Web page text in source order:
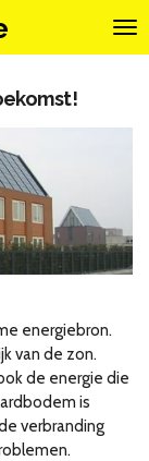
energiebron.
van de zon.
de energie die
is
verbranding